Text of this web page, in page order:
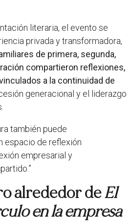
literaria, el evento se
privada y transformadora,
de primera, segunda,
compartieron reflexiones,
a la continuidad de
generacional y el liderazgo
también puede
espacio de reflexión
empresarial y
alrededor deEl
en la empresa